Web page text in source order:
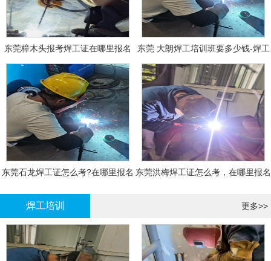
东莞樟木头报考焊工证在哪里报名
东莞 大朗焊工培训班要多少钱-焊工
报名
东莞石龙焊工证怎么考?在哪里报名 东莞洪梅焊工证怎么考，在哪里报名
焊工培训 更多>>